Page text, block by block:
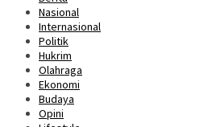
Nasional
Internasional
Politik
Hukrim
Olahraga
Ekonomi
Budaya
Opini